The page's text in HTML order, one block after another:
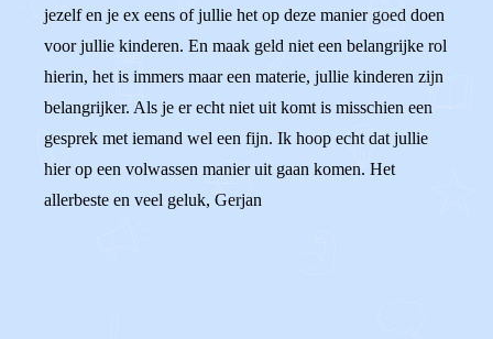
jezelf en je ex eens of jullie het op deze manier goed doen
voor jullie kinderen. En maak geld niet een belangrijke rol
hierin, het is immers maar een materie, jullie kinderen zijn
belangrijker. Als je er echt niet uit komt is misschien een
gesprek met iemand wel een fijn. Ik hoop echt dat jullie
hier op een volwassen manier uit gaan komen. Het
allerbeste en veel geluk, Gerjan